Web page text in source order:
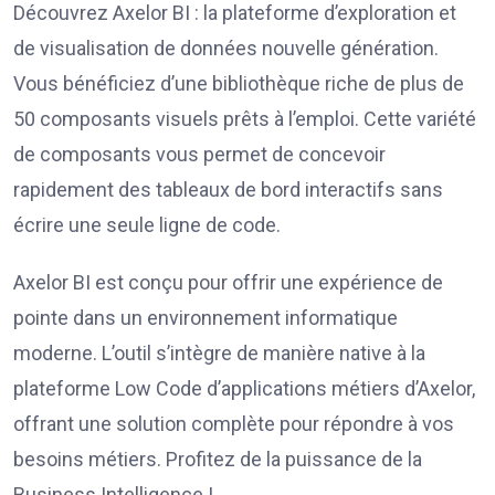
Découvrez Axelor BI : la plateforme d’exploration et
de visualisation de données nouvelle génération.
Vous bénéficiez d’une bibliothèque riche de plus de
50 composants visuels prêts à l’emploi. Cette variété
de composants vous permet de concevoir
rapidement des tableaux de bord interactifs sans
écrire une seule ligne de code.
Axelor BI est conçu pour offrir une expérience de
pointe dans un environnement informatique
moderne. L’outil s’intègre de manière native à la
plateforme Low Code d’applications métiers d’Axelor,
offrant une solution complète pour répondre à vos
besoins métiers. Profitez de la puissance de la